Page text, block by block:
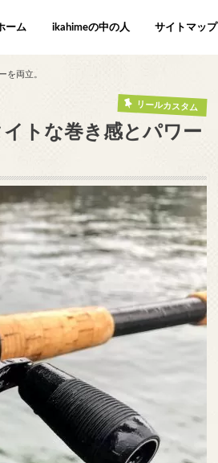
ーム ikahimeの中の人 サイトマップ
を両立。
リールカスタム
トな巻き感とパワー